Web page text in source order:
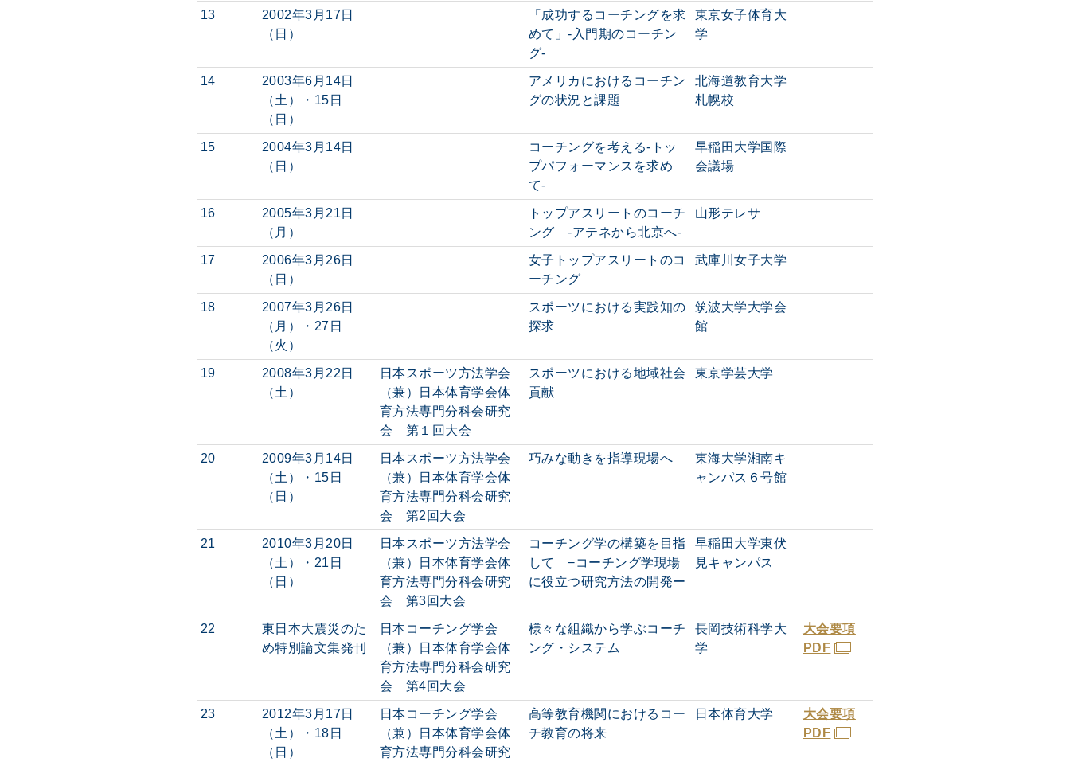
13
2002年3月17日
（日）
「成功するコーチングを求
めて」-入門期のコーチン
グ-
東京女子体育大
学
14
2003年6月14日
（土）・15日
（日）
アメリカにおけるコーチン
グの状況と課題
北海道教育大学
札幌校
15
2004年3月14日
（日）
コーチングを考える-トッ
プパフォーマンスを求め
て-
早稲田大学国際
会議場
16
2005年3月21日
（月）
トップアスリートのコーチ
ング -アテネから北京へ-
山形テレサ
17
2006年3月26日
（日）
女子トップアスリートのコ
ーチング
武庫川女子大学
18
2007年3月26日
（月）・27日
（火）
スポーツにおける実践知の
探求
筑波大学大学会
館
19
2008年3月22日
（土）
日本スポーツ方法学会
（兼）日本体育学会体
育方法専門分科会研究
会 第１回大会
スポーツにおける地域社会
貢献
東京学芸大学
20
2009年3月14日
（土）・15日
（日）
日本スポーツ方法学会
（兼）日本体育学会体
育方法専門分科会研究
会 第2回大会
巧みな動きを指導現場へ
東海大学湘南キ
ャンパス６号館
21
2010年3月20日
（土）・21日
（日）
日本スポーツ方法学会
（兼）日本体育学会体
育方法専門分科会研究
会 第3回大会
コーチング学の構築を目指
して −コーチング学現場
に役立つ研究方法の開発ー
早稲田大学東伏
見キャンパス
22
東日本大震災のた
め特別論文集発刊
日本コーチング学会
（兼）日本体育学会体
育方法専門分科会研究
会 第4回大会
様々な組織から学ぶコーチ
ング・システム
長岡技術科学大
学
大会要項
PDF
23
2012年3月17日
（土）・18日
（日）
日本コーチング学会
（兼）日本体育学会体
育方法専門分科会研究
高等教育機関におけるコー
チ教育の将来
日本体育大学
大会要項
PDF